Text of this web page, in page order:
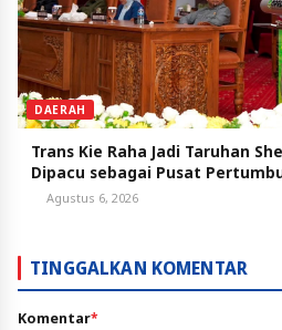
DAERAH
Trans Kie Raha Jadi Taruhan
Dipacu sebagai Pusat
Agustus 6, 2026
TINGGALKAN KOMENTAR
Komentar*